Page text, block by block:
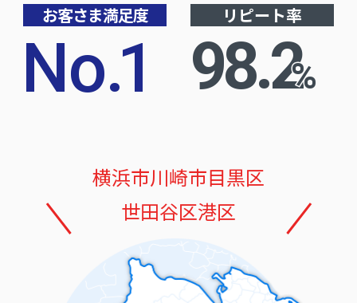
お客さま満足度
No.1
リピート率
98.2%
横浜市川崎市目黒区
世田谷区港区